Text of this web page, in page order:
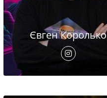
Євген Королько